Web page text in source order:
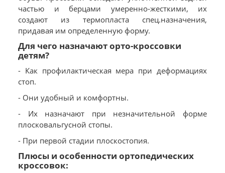
частью и берцами умеренно-жесткими, их
создают из термопласта спец.назначения,
придавая им определенную форму.
Для чего назначают орто-кроссовки
детям?
- Как профилактическая мера при деформациях
стоп.
- Они удобный и комфортны.
- Их назначают при незначительной форме
плосковальгусной стопы.
- При первой стадии плоскостопия.
Плюсы и особенности ортопедических
кроссовок: